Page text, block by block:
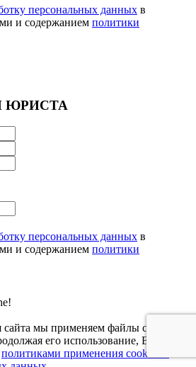
персональных данных в
и содержанием политики
ЮРИСТА
персональных данных в
и содержанием политики
мы применяем файлы cookies и
его использование, Вы
политиками применения cookies и